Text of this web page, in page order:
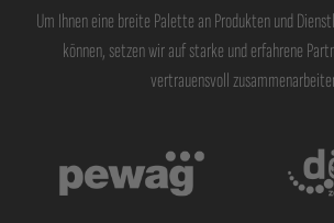
Um Ihnen eine breite Palette an Produkten und
können, setzen wir auf starke und erfahrene
vertrauensvoll